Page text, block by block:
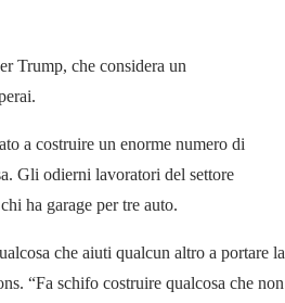
Trump, che considera un
a costruire un enorme numero di
Gli odierni lavoratori del settore
ha garage per tre auto.
che aiuti qualcun altro a portare la
“Fa schifo costruire qualcosa che non